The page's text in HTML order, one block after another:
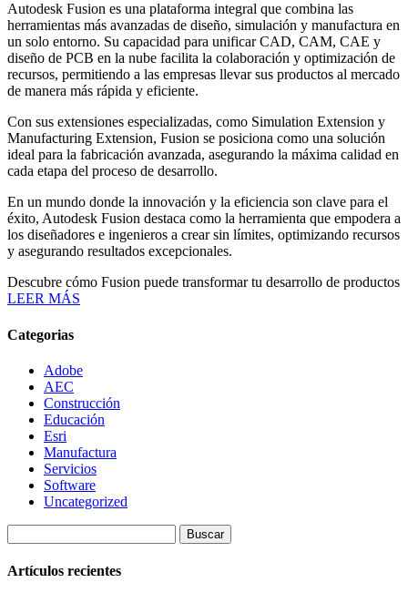
Autodesk Fusion es una plataforma integral que combina las
herramientas más avanzadas de diseño, simulación y manufactura en
un solo entorno. Su capacidad para unificar CAD, CAM, CAE y
diseño de PCB en la nube facilita la colaboración y optimización de
recursos, permitiendo a las empresas llevar sus productos al mercado
de manera más rápida y eficiente.
Con sus extensiones especializadas, como Simulation Extension y
Manufacturing Extension, Fusion se posiciona como una solución
ideal para la fabricación avanzada, asegurando la máxima calidad en
cada etapa del proceso de desarrollo.
En un mundo donde la innovación y la eficiencia son clave para el
éxito, Autodesk Fusion destaca como la herramienta que empodera a
los diseñadores e ingenieros a crear sin límites, optimizando recursos
y asegurando resultados excepcionales.
Descubre cómo Fusion puede transformar tu desarrollo de productos
LEER MÁS
Categorias
Adobe
AEC
Construcción
Educación
Esri
Manufactura
Servicios
Software
Uncategorized
Artículos recientes